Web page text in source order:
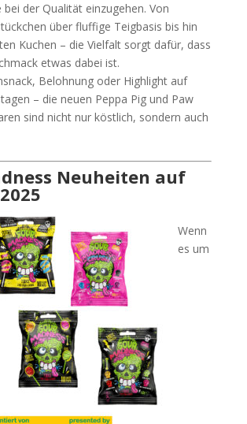
der Qualität einzugehen. Von
über fluffige Teigbasis bis hin
Kuchen – die Vielfalt sorgt dafür, dass
etwas dabei ist.
Belohnung oder Highlight auf
– die neuen Peppa Pig und Paw
sind nicht nur köstlich, sondern auch
Neuheiten auf
Wenn
es um